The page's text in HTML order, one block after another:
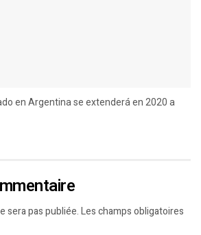
en Argentina se extenderá en 2020 a
sera pas publiée.Les champs obligatoires